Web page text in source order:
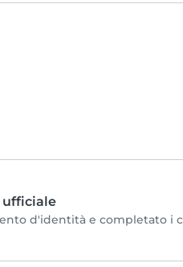
ufficiale
d'identità e completato i